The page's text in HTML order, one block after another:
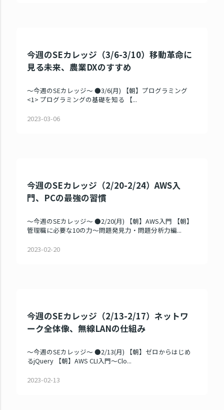
今週のSEカレッジ（3/6-3/10）移動革命に
見る未来、農業DXのすすめ
～今週のSEカレッジ～ ●3/6(月) 【朝】プログラミング
<1> プログラミングの基礎を知る 【...
2023-03-06
今週のSEカレッジ（2/20-2/24）AWS入
門、PCの最強の習慣
～今週のSEカレッジ～ ●2/20(月) 【朝】AWS入門 【朝】
管理職に必要な10の力～問題発見力・問題分析力編...
2023-02-20
今週のSEカレッジ（2/13-2/17）ネットワ
ーク全体像、無線LANの仕組み
～今週のSEカレッジ～ ●2/13(月) 【朝】ゼロからはじめ
るjQuery 【朝】AWS CLI入門～Clo...
2023-02-13